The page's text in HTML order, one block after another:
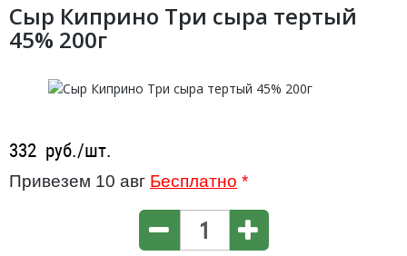
Сыр Киприно Три сыра тертый
45% 200г
332 руб./шт.
Привезем 10 авг Бесплатно *